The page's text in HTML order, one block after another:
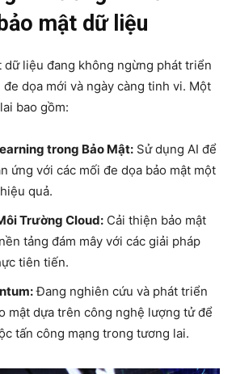
mật dữ liệu
dữ liệu đang không ngừng phát triển
dọa mới và ngày càng tinh vi. Một
bao gồm:
trong Bảo Mật: Sử dụng AI để
ứng với các mối đe dọa bảo mật một
quả.
Trường Cloud: Cải thiện bảo mật
tảng đám mây với các giải pháp
tiên tiến.
Đang nghiên cứu và phát triển
mật dựa trên công nghệ lượng tử để
tấn công mạng trong tương lai.